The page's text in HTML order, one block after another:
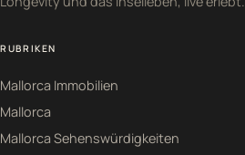
RUBRIKEN
Mallorca Immobilien
Mallorca
Mallorca Sehenswürdigkeiten